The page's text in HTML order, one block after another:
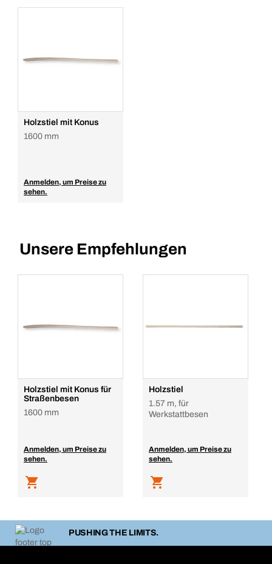
Holzstiel mit Konus
1600 mm
Anmelden, um Preise zu
sehen.
Unsere Empfehlungen
Holzstiel mit Konus für
Straßenbesen
1600 mm
Anmelden, um Preise zu
sehen.
Holzstiel
1.57 m, für
Werkstattbesen
Anmelden, um Preise zu
sehen.
PUSHING THE LIMITS.